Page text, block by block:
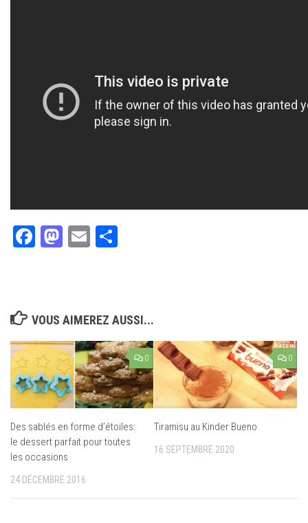
Facebook
Mastodon
Email
VOUS AIMEREZ AUSSI...
0
Des sablés en forme d’étoiles:
le dessert parfait pour toutes
les occasions
24 DÉCEMBRE 2016
0
Tiramisu au Kinder Bueno
16 SEPTEMBRE 2020